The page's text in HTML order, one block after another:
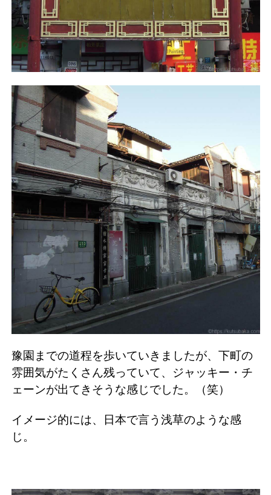
豫園までの道程を歩いていきましたが、下町の
雰囲気がたくさん残っていて、ジャッキー・チ
ェーンが出てきそうな感じでした。（笑）
イメージ的には、日本で言う浅草のような感
じ。